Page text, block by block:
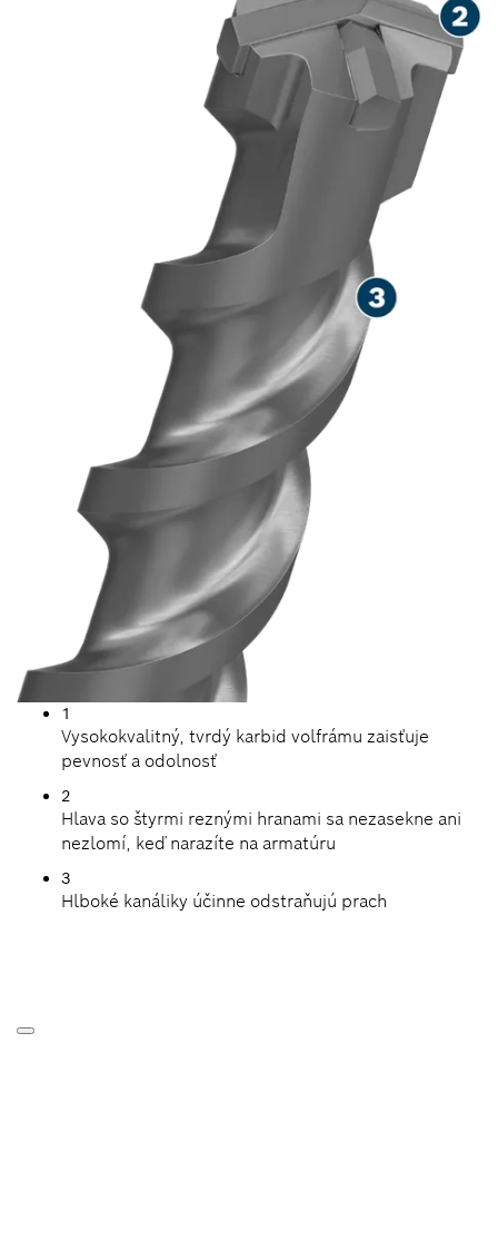
1
Vysokokvalitný, tvrdý karbid volfrámu zaisťuje
pevnosť a odolnosť
2
Hlava so štyrmi reznými hranami sa nezasekne ani
nezlomí, keď narazíte na armatúru
3
Hlboké kanáliky účinne odstraňujú prach